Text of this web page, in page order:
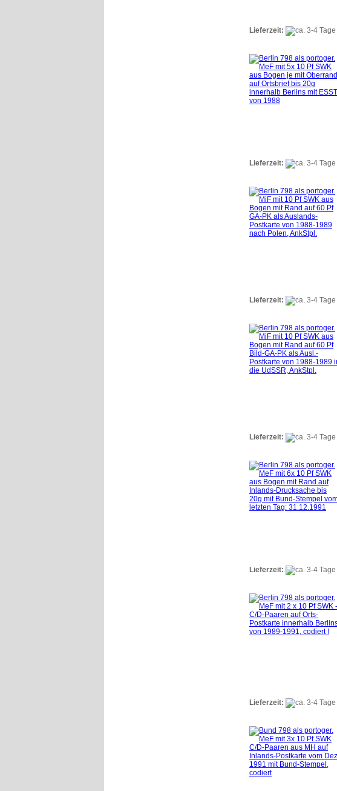
Lieferzeit:
Lieferzeit:
Lieferzeit:
Lieferzeit:
Lieferzeit:
Lieferzeit: